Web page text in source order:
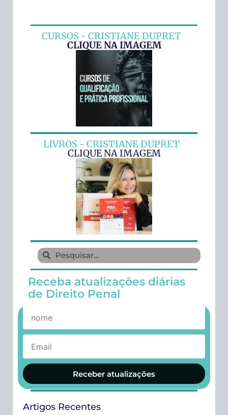
CURSOS - CRISTIANE DUPRET
CLIQUE NA IMAGEM
LIVROS - CRISTIANE DUPRET
CLIQUE NA IMAGEM
Receba atualizações diárias
de Direito Penal
Receber atualizações
Artigos Recentes